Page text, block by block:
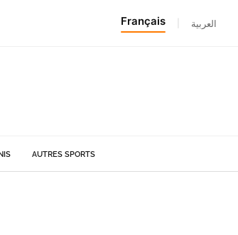
Français العربية
AUTRES SPORTS